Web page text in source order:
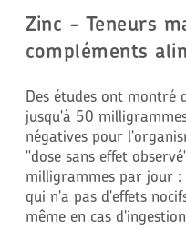
Zinc - Teneurs
compléments
Des études ont montré
jusqu'à 50
négatives pour
"dose sans effet
milligrammes par jour :
qui n'a pas d'effets
même en cas